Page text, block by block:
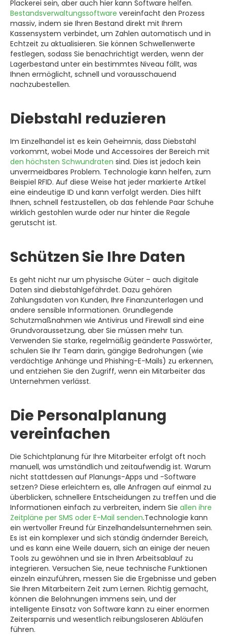
Plackerei sein, aber auch hier kann Software helfen.
Bestandsverwaltungssoftware vereinfacht den Prozess
massiv, indem sie Ihren Bestand direkt mit Ihrem
Kassensystem verbindet, um Zahlen automatisch und in
Echtzeit zu aktualisieren. Sie können Schwellenwerte
festlegen, sodass Sie benachrichtigt werden, wenn der
Lagerbestand unter ein bestimmtes Niveau fällt, was
Ihnen ermöglicht, schnell und vorausschauend
nachzubestellen.
Diebstahl reduzieren
Im Einzelhandel ist es kein Geheimnis, dass Diebstahl
vorkommt, wobei Mode und Accessoires der Bereich mit
den höchsten Schwundraten sind. Dies ist jedoch kein
unvermeidbares Problem. Technologie kann helfen, zum
Beispiel RFID. Auf diese Weise hat jeder markierte Artikel
eine eindeutige ID und kann verfolgt werden. Dies hilft
Ihnen, schnell festzustellen, ob das fehlende Paar Schuhe
wirklich gestohlen wurde oder nur hinter die Regale
gerutscht ist.
Schützen Sie Ihre Daten
Es geht nicht nur um physische Güter – auch digitale
Daten sind diebstahlgefährdet. Dazu gehören
Zahlungsdaten von Kunden, Ihre Finanzunterlagen und
andere sensible Informationen. Grundlegende
Schutzmaßnahmen wie Antivirus und Firewall sind eine
Grundvoraussetzung, aber Sie müssen mehr tun.
Verwenden Sie starke, regelmäßig geänderte Passwörter,
schulen Sie Ihr Team darin, gängige Bedrohungen (wie
verdächtige Anhänge und Phishing-E-Mails) zu erkennen,
und entziehen Sie den Zugriff, wenn ein Mitarbeiter das
Unternehmen verlässt.
Die Personalplanung
vereinfachen
Die Schichtplanung für Ihre Mitarbeiter erfolgt oft noch
manuell, was umständlich und zeitaufwendig ist. Warum
nicht stattdessen auf Planungs-Apps und -Software
setzen? Diese erleichtern es, alle Anfragen auf einmal zu
überblicken, schnellere Entscheidungen zu treffen und die
Informationen einfach zu verbreiten, indem Sie allen ihre
Zeitpläne per SMS oder E-Mail senden.Technologie kann
ein wertvoller Freund für Einzelhandelsunternehmen sein.
Es ist ein komplexer und sich ständig ändernder Bereich,
und es kann eine Weile dauern, sich an einige der neuen
Tools zu gewöhnen und sie in Ihren Arbeitsablauf zu
integrieren. Versuchen Sie, neue technische Funktionen
einzeln einzuführen, messen Sie die Ergebnisse und geben
Sie Ihren Mitarbeitern Zeit zum Lernen. Richtig gemacht,
können die Belohnungen immens sein, und der
intelligente Einsatz von Software kann zu einer enormen
Zeitersparnis und wesentlich reibungsloseren Abläufen
führen.